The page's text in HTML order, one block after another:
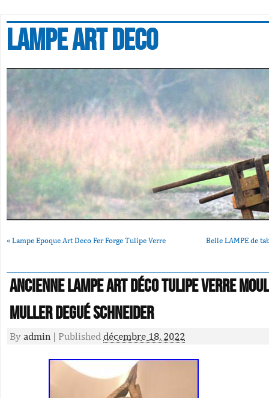
Lampe art deco
« Lampe Epoque Art Deco Fer Forge Tulipe Verre Belle LAMPE de
Ancienne lampe art déco tulipe verre
Muller Degué Schneider
By admin | Published décembre 18, 2022